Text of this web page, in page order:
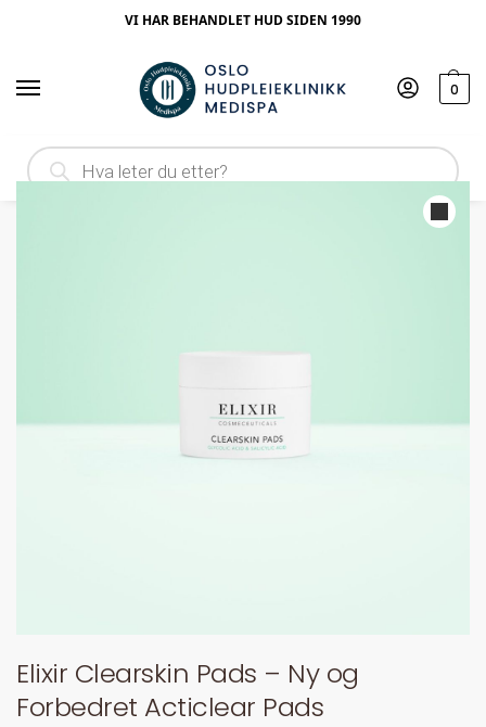
VI HAR BEHANDLET HUD SIDEN 1990
0
Hjem Elixir Clearskin Pads – Ny og Forbedret Acticlear Pads
Elixir Clearskin Pads – Ny og
Forbedret Acticlear Pads